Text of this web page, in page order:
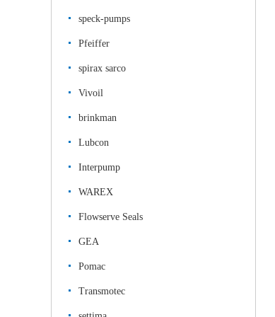
speck-pumps
Pfeiffer
spirax sarco
Vivoil
brinkman
Lubcon
Interpump
WAREX
Flowserve Seals
GEA
Pomac
Transmotec